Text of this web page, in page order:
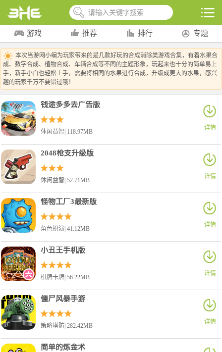
游戏 推荐 排行 专题
本次当游网小编为玩家带来的是几款好玩的合成消除类游戏合集，有着水果合
成、数字合成、植物合成、车辆合成等不同的主题形象，玩起来也十分的简单易上
手，新手小白也轻松上手，需要将相同的水果进行合成，升级成更大的水果，感兴
趣的玩家千万不要错过哦！
详情
钱途多多去广告版
休闲益智| 118.97MB
详情
2048枪支升级版
休闲益智| 52.71MB
详情
怪物工厂3最新版
角色扮演| 41.12MB
详情
小丑王手机版
棋牌卡牌| 56.22MB
详情
僵尸风暴手游
策略塔防| 282.42MB
简单的炼金术